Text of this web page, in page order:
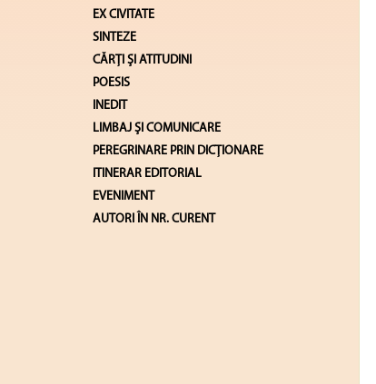
EX CIVITATE
SINTEZE
CĂRŢI ŞI ATITUDINI
POESIS
INEDIT
LIMBAJ ŞI COMUNICARE
PEREGRINARE PRIN DICȚIONARE
ITINERAR EDITORIAL
EVENIMENT
AUTORI ÎN NR. CURENT